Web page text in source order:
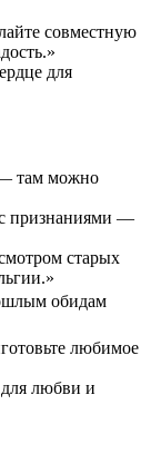
совместную
для
там можно
признаниями —
старых
обидам
любимое
любви и